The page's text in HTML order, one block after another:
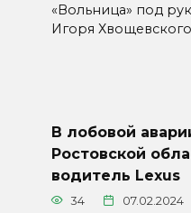
«Вольница» под
Игоря
В лобовой
Ростовской
водитель Lexus
34 07.02.2024